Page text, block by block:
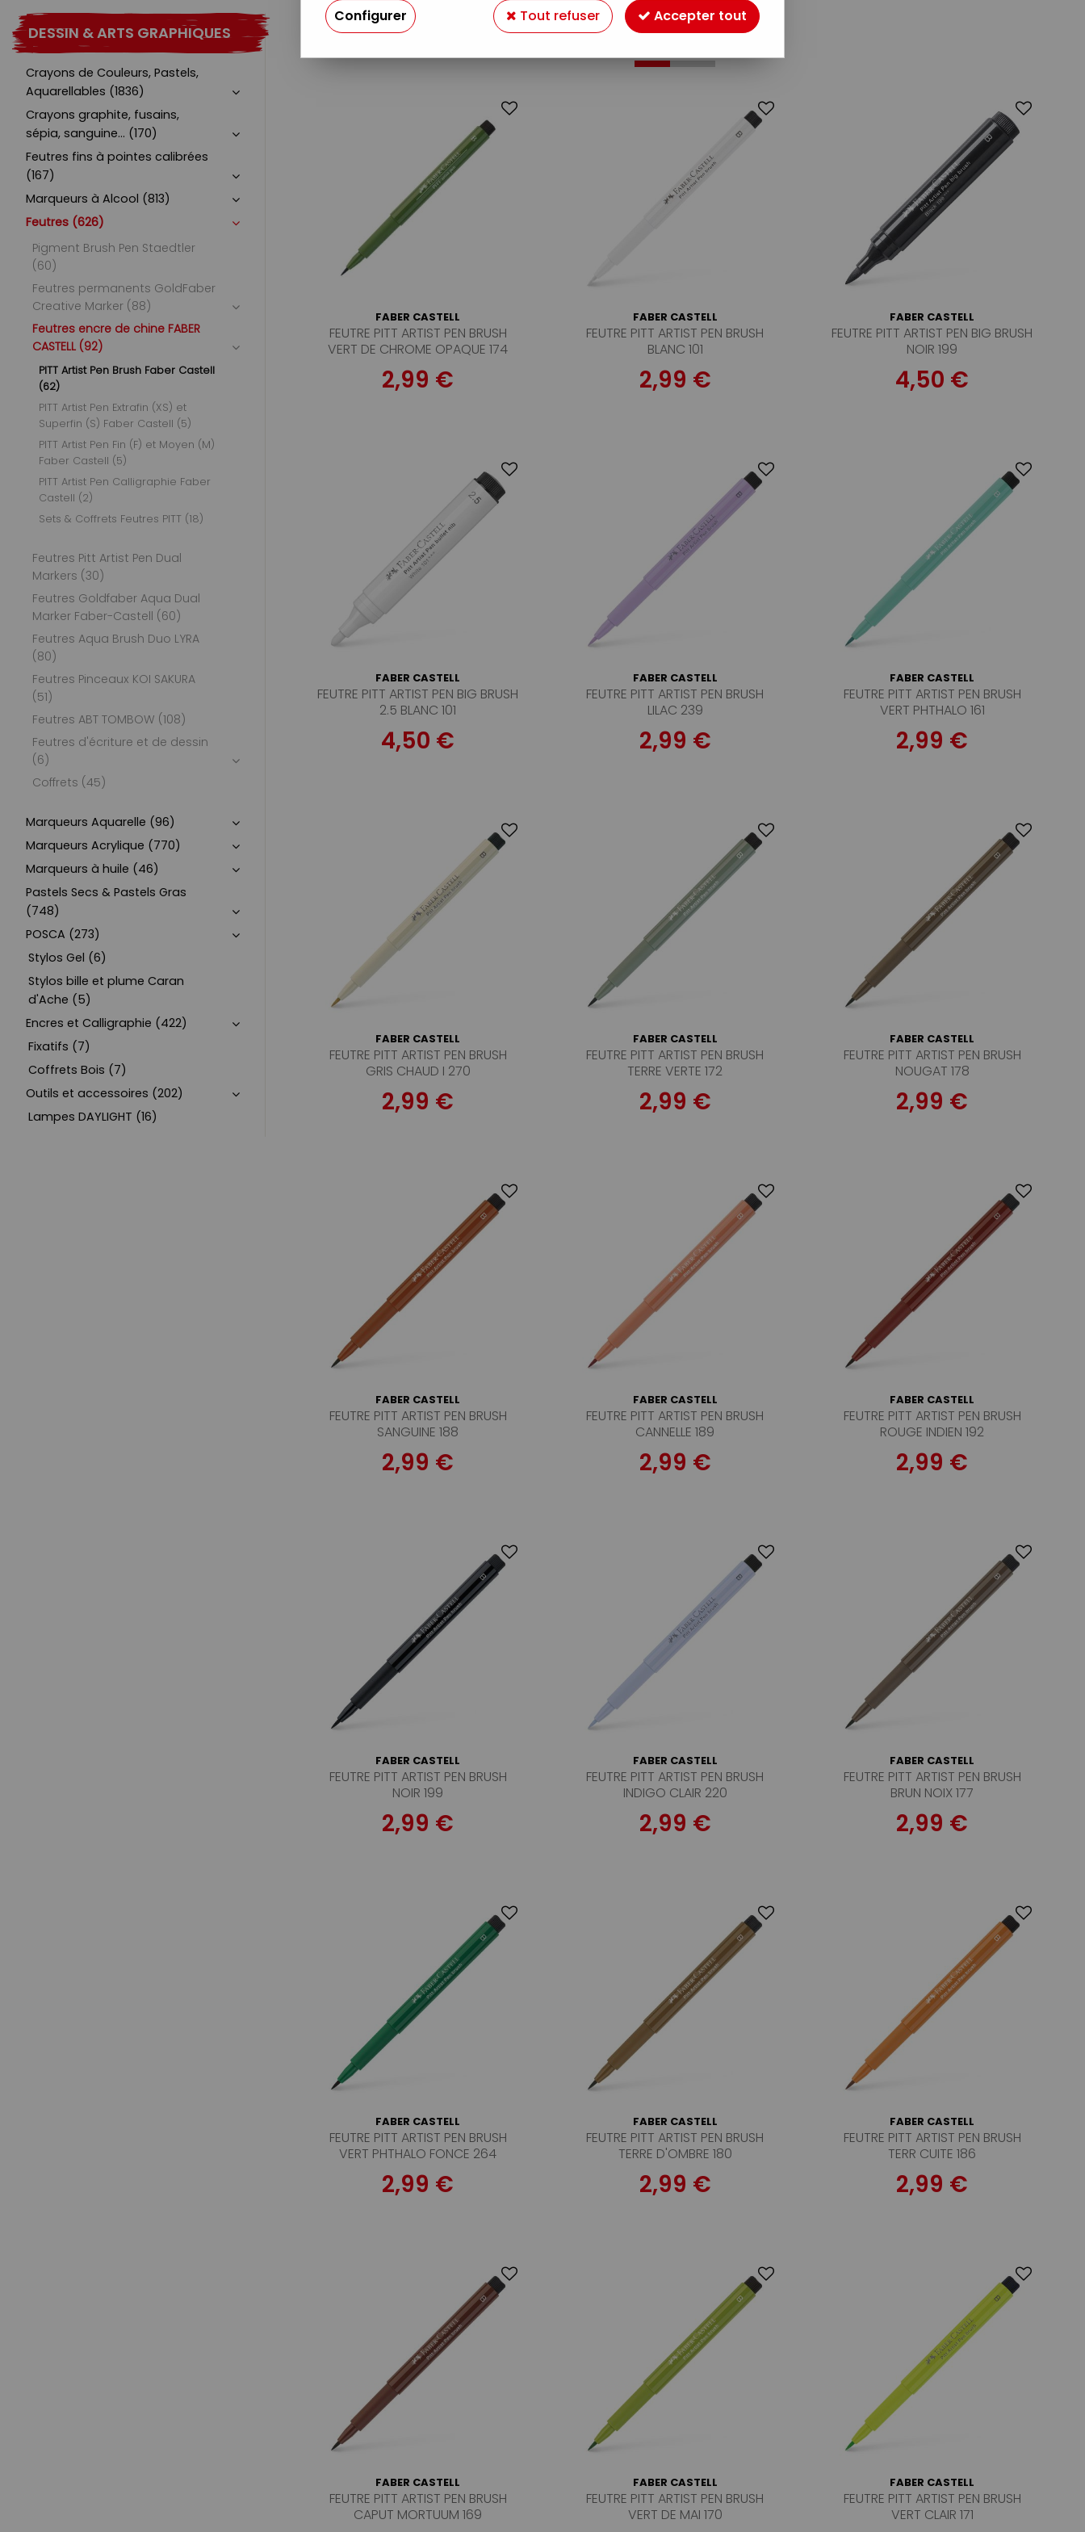
DESSIN & ARTS GRAPHIQUES
Crayons de Couleurs, Pastels,
Aquarellables (1836)
Crayons graphite, fusains,
sépia, sanguine... (170)
Feutres fins à pointes calibrées
(167)
Marqueurs à Alcool (813)
Feutres (626)
Pigment Brush Pen Staedtler
(60)
Feutres permanents GoldFaber
Creative Marker (88)
Feutres encre de chine FABER
CASTELL (92)
PITT Artist Pen Brush Faber Castell
(62)
PITT Artist Pen Extrafin (XS) et
Superfin (S) Faber Castell (5)
PITT Artist Pen Fin (F) et Moyen (M)
Faber Castell (5)
PITT Artist Pen Calligraphie Faber
Castell (2)
Sets & Coffrets Feutres PITT (18)
Feutres Pitt Artist Pen Dual
Markers (30)
Feutres Goldfaber Aqua Dual
Marker Faber-Castell (60)
Feutres Aqua Brush Duo LYRA
(80)
Feutres Pinceaux KOI SAKURA
(51)
Feutres ABT TOMBOW (108)
Feutres d'écriture et de dessin
(6)
Coffrets (45)
Marqueurs Aquarelle (96)
Marqueurs Acrylique (770)
Marqueurs à huile (46)
Pastels Secs & Pastels Gras
(748)
POSCA (273)
Stylos Gel (6)
Stylos bille et plume Caran
d'Ache (5)
Encres et Calligraphie (422)
Fixatifs (7)
Coffrets Bois (7)
Outils et accessoires (202)
Lampes DAYLIGHT (16)
FABER CASTELL
FEUTRE PITT ARTIST PEN BRUSH
VERT DE CHROME OPAQUE 174
2,99 €
FABER CASTELL
FEUTRE PITT ARTIST PEN BRUSH
BLANC 101
2,99 €
FABER CASTELL
FEUTRE PITT ARTIST PEN BIG BRUSH
NOIR 199
4,50 €
FABER CASTELL
FEUTRE PITT ARTIST PEN BIG BRUSH
2.5 BLANC 101
4,50 €
FABER CASTELL
FEUTRE PITT ARTIST PEN BRUSH
LILAC 239
2,99 €
FABER CASTELL
FEUTRE PITT ARTIST PEN BRUSH
VERT PHTHALO 161
2,99 €
FABER CASTELL
FEUTRE PITT ARTIST PEN BRUSH
GRIS CHAUD I 270
2,99 €
FABER CASTELL
FEUTRE PITT ARTIST PEN BRUSH
TERRE VERTE 172
2,99 €
FABER CASTELL
FEUTRE PITT ARTIST PEN BRUSH
NOUGAT 178
2,99 €
FABER CASTELL
FEUTRE PITT ARTIST PEN BRUSH
SANGUINE 188
2,99 €
FABER CASTELL
FEUTRE PITT ARTIST PEN BRUSH
CANNELLE 189
2,99 €
FABER CASTELL
FEUTRE PITT ARTIST PEN BRUSH
ROUGE INDIEN 192
2,99 €
FABER CASTELL
FEUTRE PITT ARTIST PEN BRUSH
NOIR 199
2,99 €
FABER CASTELL
FEUTRE PITT ARTIST PEN BRUSH
INDIGO CLAIR 220
2,99 €
FABER CASTELL
FEUTRE PITT ARTIST PEN BRUSH
BRUN NOIX 177
2,99 €
FABER CASTELL
FEUTRE PITT ARTIST PEN BRUSH
VERT PHTHALO FONCE 264
2,99 €
FABER CASTELL
FEUTRE PITT ARTIST PEN BRUSH
TERRE D'OMBRE 180
2,99 €
FABER CASTELL
FEUTRE PITT ARTIST PEN BRUSH
TERR CUITE 186
2,99 €
FABER CASTELL
FEUTRE PITT ARTIST PEN BRUSH
CAPUT MORTUUM 169
FABER CASTELL
FEUTRE PITT ARTIST PEN BRUSH
VERT DE MAI 170
FABER CASTELL
FEUTRE PITT ARTIST PEN BRUSH
VERT CLAIR 171
Configurer Tout refuser Accepter tout